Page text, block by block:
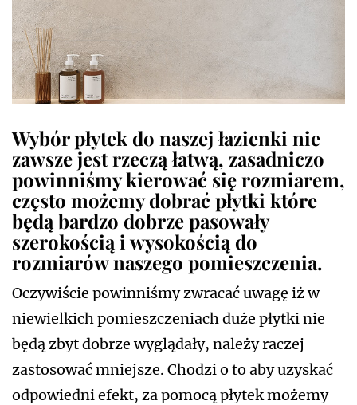
Wybór płytek do naszej łazienki nie
zawsze jest rzeczą łatwą, zasadniczo
powinniśmy kierować się rozmiarem,
często możemy dobrać płytki które
będą bardzo dobrze pasowały
szerokością i wysokością do
rozmiarów naszego pomieszczenia.
Oczywiście powinniśmy zwracać uwagę iż w
niewielkich pomieszczeniach duże płytki nie
będą zbyt dobrze wyglądały, należy raczej
zastosować mniejsze. Chodzi o to aby uzyskać
odpowiedni efekt, za pomocą płytek możemy